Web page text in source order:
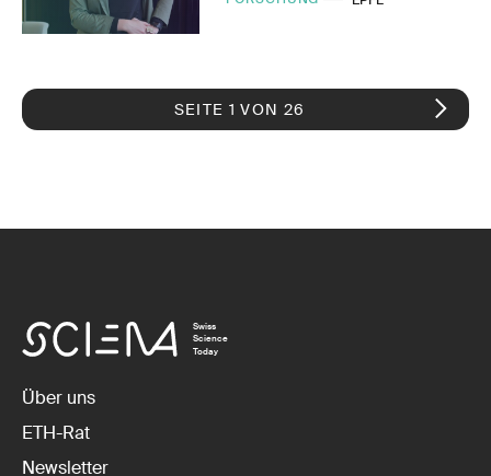
SEITE 1 VON 26
Swiss
Science
Today
Über uns
ETH-Rat
Newsletter